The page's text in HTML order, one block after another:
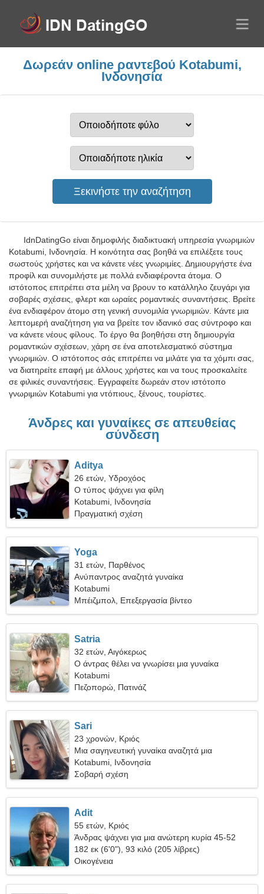
Δωρεάν online ραντεβού Kotabumi,
Ινδονησία
IdnDatingGo είναι δημοφιλής διαδικτυακή υπηρεσία γνωριμιών
Kotabumi, Ινδονησία. Η κοινότητα σας βοηθά να επιλέξετε τους
σωστούς χρήστες και να κάνετε νέες γνωριμίες. Δημιουργήστε ένα
προφίλ και συνομιλήστε με πολλά ενδιαφέροντα άτομα. Ο
ιστότοπος επιτρέπει στα μέλη να βρουν το κατάλληλο ζευγάρι για
σοβαρές σχέσεις, φλερτ και ωραίες ρομαντικές συναντήσεις. Βρείτε
ένα ενδιαφέρον άτομο στη γενική συνομιλία γνωριμιών. Κάντε μια
λεπτομερή αναζήτηση για να βρείτε τον ιδανικό σας σύντροφο και
να κάνετε νέους φίλους. Το έργο θα βοηθήσει στη δημιουργία
ρομαντικών σχέσεων, χάρη σε ένα αποτελεσματικό σύστημα
γνωριμιών. Ο ιστότοπος σάς επιτρέπει να μιλάτε για τα χόμπι σας,
να διατηρείτε επαφή με άλλους χρήστες και να τους προσκαλείτε
σε φιλικές συναντήσεις. Εγγραφείτε δωρεάν στον ιστότοπο
γνωριμιών Kotabumi για ντόπιους, ξένους, τουρίστες.
Άνδρες και γυναίκες σε απευθείας
σύνδεση
Aditya
26 ετών, Υδροχόος
Ο τύπος ψάχνει για φίλη
Kotabumi, Ινδονησία
Πραγματική σχέση
Yoga
31 ετών, Παρθένος
Ανύπαντρος αναζητά γυναίκα
Kotabumi
Μπέιζμπολ, Επεξεργασία βίντεο
Satria
32 ετών, Αιγόκερως
Ο άντρας θέλει να γνωρίσει μια γυναίκα
Kotabumi
Πεζοπορώ, Πατινάζ
Sari
23 χρονών, Κριός
Μια σαγηνευτική γυναίκα αναζητά μια
μακροχρόνια σχέση
Kotabumi, Ινδονησία
Σοβαρή σχέση
Adit
55 ετών, Κριός
Άνδρας ψάχνει για μια ανώτερη κυρία 45-52
182 εκ (6'0"), 93 κιλό (205 λίβρες)
Οικογένεια